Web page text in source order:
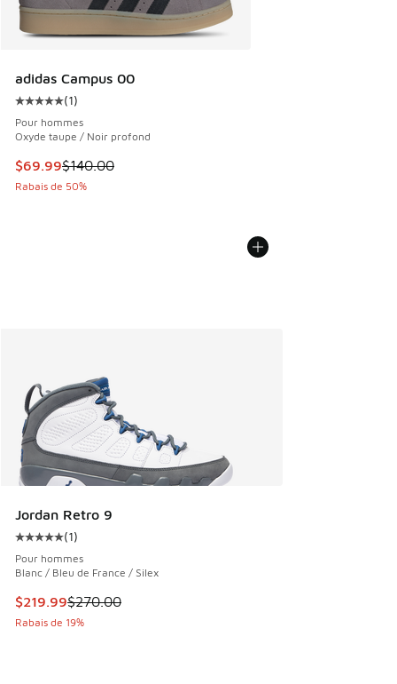
adidas Campus 00
Cote moyenne du client - [5 sur 5 étoiles], 1 commentaires
(1)
Pour hommes
Oxyde taupe / Noir profond
Cet article est en solde. Le prix est passé de $140.00 à
$69.99$140.00
Rabais de 50%
Jordan Retro 9
Cote moyenne du client - [5 sur 5 étoiles], 1 commentaires
(1)
Pour hommes
Blanc / Bleu de France / Silex
Cet article est en solde. Le prix est passé de $270.00 à
$219.99$270.00
Rabais de 19%